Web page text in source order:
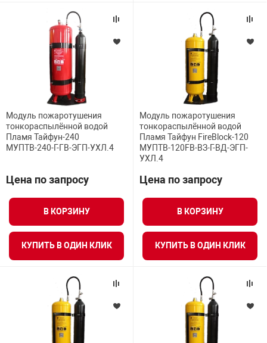
Модуль пожаротушения
тонкораспылённой водой
Пламя Тайфун-240
МУПТВ-240-Г-ГВ-ЭГП-УХЛ.4
Цена по запросу
В КОРЗИНУ
КУПИТЬ В ОДИН КЛИК
Модуль пожаротушения
тонкораспылённой водой
Пламя Тайфун FireBlock-120
МУПТВ-120FB-ВЗ-Г-ВД-ЭГП-
УХЛ.4
Цена по запросу
В КОРЗИНУ
КУПИТЬ В ОДИН КЛИК